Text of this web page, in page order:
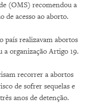
(OMS) recomendou a
de acesso ao aborto.
país realizavam abortos
organização Artigo 19.
recorrer a abortos
de sofrer sequelas e
anos de detenção.